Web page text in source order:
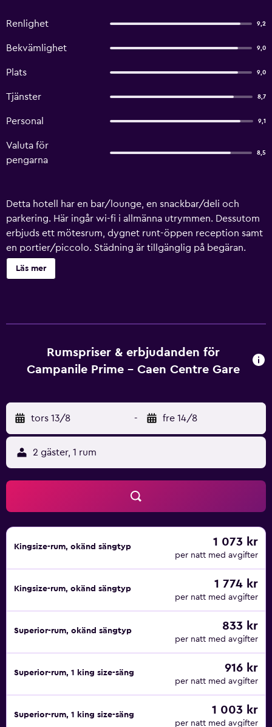
Renlighet 9,2
Bekvämlighet 9,0
Plats 9,0
Tjänster 8,7
Personal 9,1
Valuta för
pengarna
8,5
Detta hotell har en bar/lounge, en snackbar/deli och
parkering. Här ingår wi-fi i allmänna utrymmen. Dessutom
erbjuds ett mötesrum, dygnet runt-öppen reception samt
en portier/piccolo. Städning är tillgänglig på begäran.
Campanile PRIME - Caen Centre Gare erbjuder 62
luftkonditionerade rum med espressobryggare och kaffe-
och byte av handdukar kan fås på begäran.
Läs mer
Rumspriser & erbjudanden för
Campanile Prime - Caen Centre Gare
tors 13/8 - fre 14/8
2 gäster, 1 rum
Kingsize-rum, okänd sängtyp 1 073 kr
per natt med avgifter
Kingsize-rum, okänd sängtyp 1 774 kr
per natt med avgifter
Superior-rum, okänd sängtyp 833 kr
per natt med avgifter
Superior-rum, 1 king size-säng 916 kr
per natt med avgifter
Superior-rum, 1 king size-säng 1 003 kr
per natt med avgifter